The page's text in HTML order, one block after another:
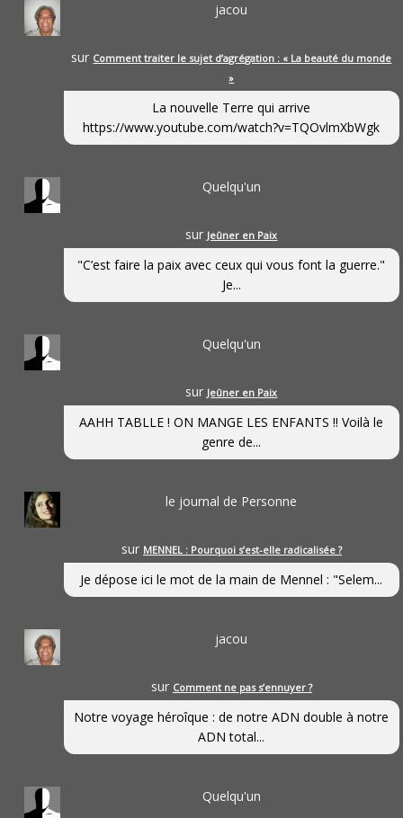
jacou
sur Comment traiter le sujet d’agrégation : « La beauté du monde
»
La nouvelle Terre qui arrive
https://www.youtube.com/watch?v=TQOvlmXbWgk
Quelqu'un
sur Jeûner en Paix
"C’est faire la paix avec ceux qui vous font la guerre."
Je...
Quelqu'un
sur Jeûner en Paix
AAHH TABLLE ! ON MANGE LES ENFANTS !! Voilà le
genre de...
le journal de Personne
sur MENNEL : Pourquoi s’est-elle radicalisée ?
Je dépose ici le mot de la main de Mennel : "Selem...
jacou
sur Comment ne pas s’ennuyer ?
Notre voyage héroîque : de notre ADN double à notre
ADN total...
Quelqu'un